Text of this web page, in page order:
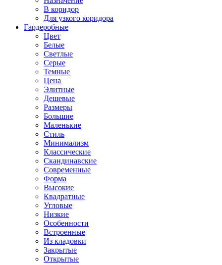
В коридор
Для узкого коридора
Гардеробные
Цвет
Белые
Светлые
Серые
Темные
Цена
Элитные
Дешевые
Размеры
Большие
Маленькие
Стиль
Минимализм
Классические
Скандинавские
Современные
Форма
Высокие
Квадратные
Угловые
Низкие
Особенности
Встроенные
Из кладовки
Закрытые
Открытые